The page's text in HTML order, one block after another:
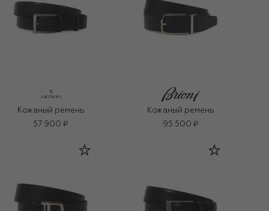
Кожаный ремень
57 900 ₽
Кожаный ремень
95 500 ₽